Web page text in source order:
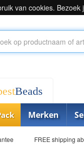
van cookies.
Beads
Merken
FREE shipping